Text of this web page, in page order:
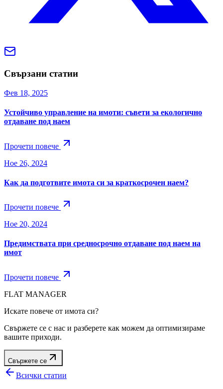
Свързани статии
Фев 18, 2025
Устойчиво управление на имоти: съвети за екологично
отдаване под наем
Прочети повече
Ное 26, 2024
Как да подготвите имота си за краткосрочен наем?
Прочети повече
Ное 20, 2024
Предимствата при средносрочно отдаване под наем на
имот
Прочети повече
FLAT MANAGER
Искате повече от имота си?
Свържете се с нас и разберете как можем да оптимизираме
вашите приходи.
Свържете се
Всички статии